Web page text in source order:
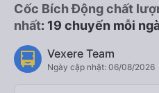
Cốc Bích Động chất
nhất: 19 chuyến mỗi
Vexere Team
Ngày cập nhật: 06/08/2026